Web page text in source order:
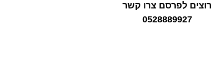
רוצים לפרסם צרו קשר
0528889927